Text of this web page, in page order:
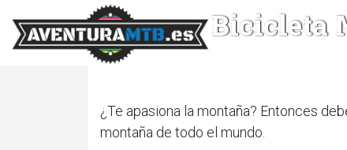
Bicicleta
¿Te apasiona la montaña? Entonces
montaña de todo el mundo.